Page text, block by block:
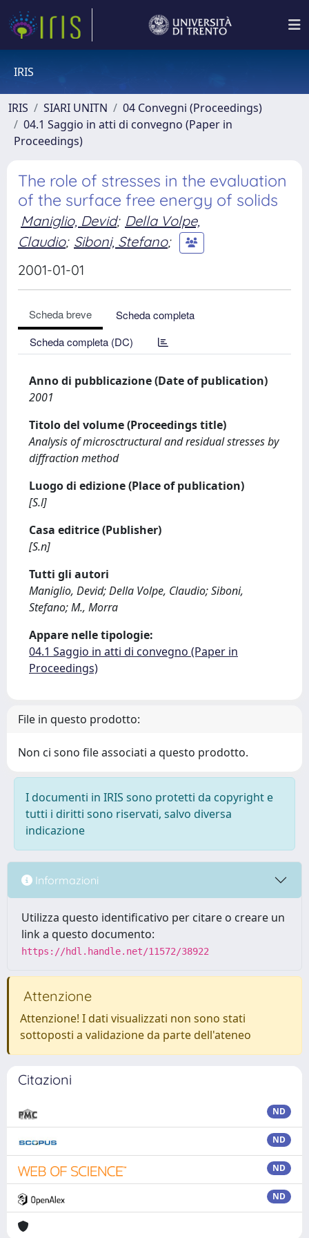
IRIS
IRIS SIARI UNITN
04 Convegni (Proceedings)
04.1 Saggio in atti di convegno (Paper in
Proceedings)
The role of stresses in the evaluation
of the surface free energy of solids
Maniglio, Devid; Della Volpe,
Claudio; Siboni, Stefano;
2001-01-01
Scheda breve
Scheda completa
Scheda completa (DC)
Anno di pubblicazione (Date of publication)
2001
Titolo del volume (Proceedings title)
Analysis of microsctructural and residual stresses by
diffraction method
Luogo di edizione (Place of publication)
[S.l]
Casa editrice (Publisher)
[S.n]
Tutti gli autori
Maniglio, Devid; Della Volpe, Claudio; Siboni,
Stefano; M., Morra
Appare nelle tipologie:
04.1 Saggio in atti di convegno (Paper in
Proceedings)
File in questo prodotto:
Non ci sono file associati a questo prodotto.
I documenti in IRIS sono protetti da copyright e
tutti i diritti sono riservati, salvo diversa
indicazione
Informazioni
Utilizza questo identificativo per citare o creare un
link a questo documento:
https://hdl.handle.net/11572/38922
Attenzione
Attenzione! I dati visualizzati non sono stati
sottoposti a validazione da parte dell'ateneo
Citazioni
ND
ND
ND
ND